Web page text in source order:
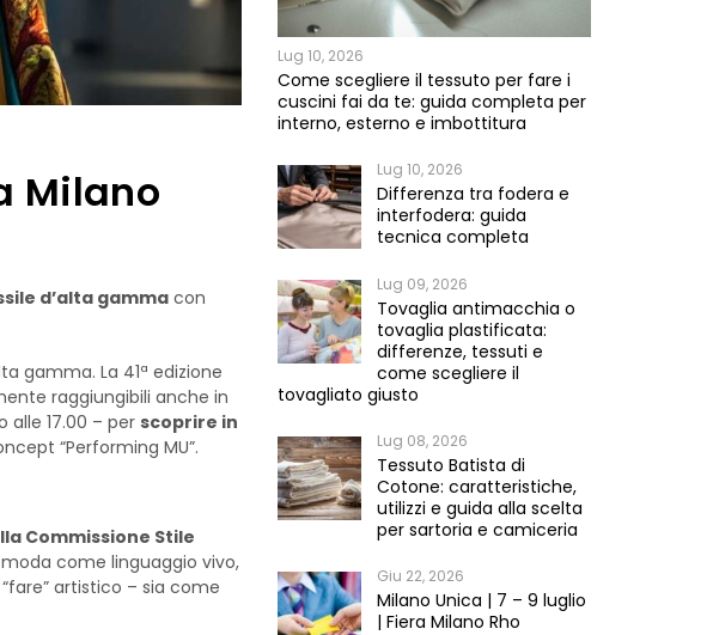
Milano
d’alta gamma con
gamma. La 41ª edizione
raggiungibili anche in
17.00 – per scoprire in
“Performing MU”.
Commissione Stile
come linguaggio vivo,
artistico – sia come
Lug 10, 2026
Come scegliere il tessuto per fare i
cuscini fai da te: guida completa per
interno, esterno e imbottitura
Lug 10, 2026
Differenza tra fodera e
interfodera: guida
tecnica completa
Lug 09, 2026
Tovaglia antimacchia o
tovaglia plastificata:
differenze, tessuti e
come scegliere il
tovagliato giusto
Lug 08, 2026
Tessuto Batista di
Cotone: caratteristiche,
utilizzi e guida alla scelta
per sartoria e camiceria
Giu 22, 2026
Milano Unica | 7 – 9 luglio
| Fiera Milano Rho